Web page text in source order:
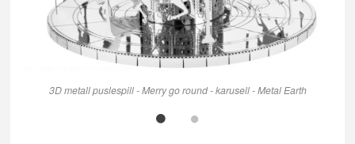
3D metall puslespill - Merry go round - karusell - Metal Earth